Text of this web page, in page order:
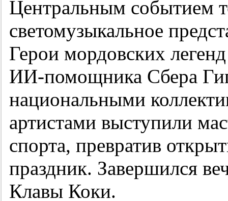
Центральным событием
светомузыкальное
Герои мордовских
ИИ-помощника Сбера
национальными
артистами выступили
спорта, превратив
праздник. Завершился
Клавы Коки.